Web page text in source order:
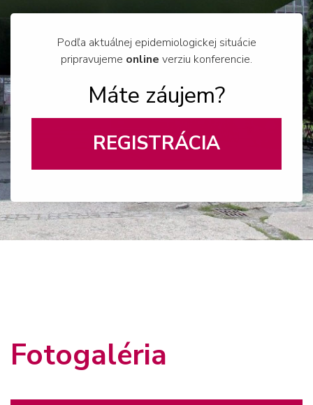
Podľa aktuálnej epidemiologickej situácie
pripravujeme online verziu konferencie.
Máte záujem?
REGISTRÁCIA
Fotogaléria